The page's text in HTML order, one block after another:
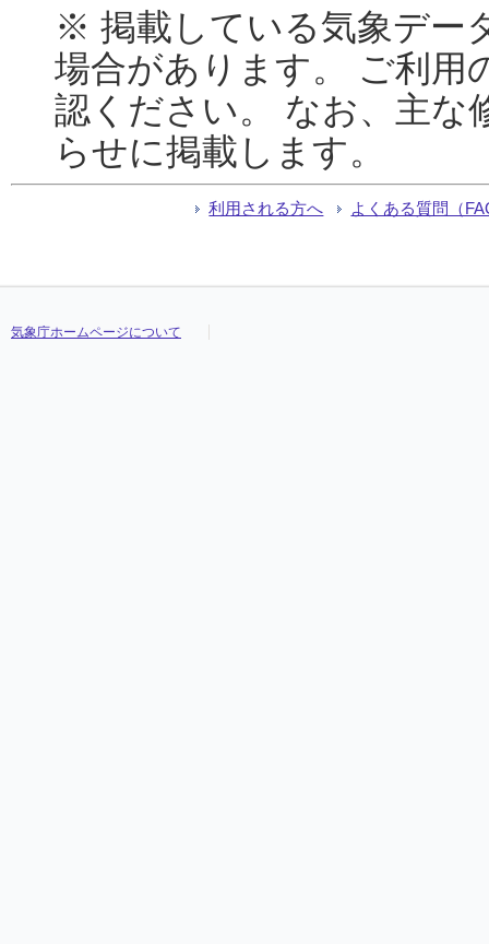
※ 掲載している気象デー
場合があります。 ご利用
認ください。 なお、主な
らせに掲載します。
利用される方へ よくある質問（
気象庁ホームページについて